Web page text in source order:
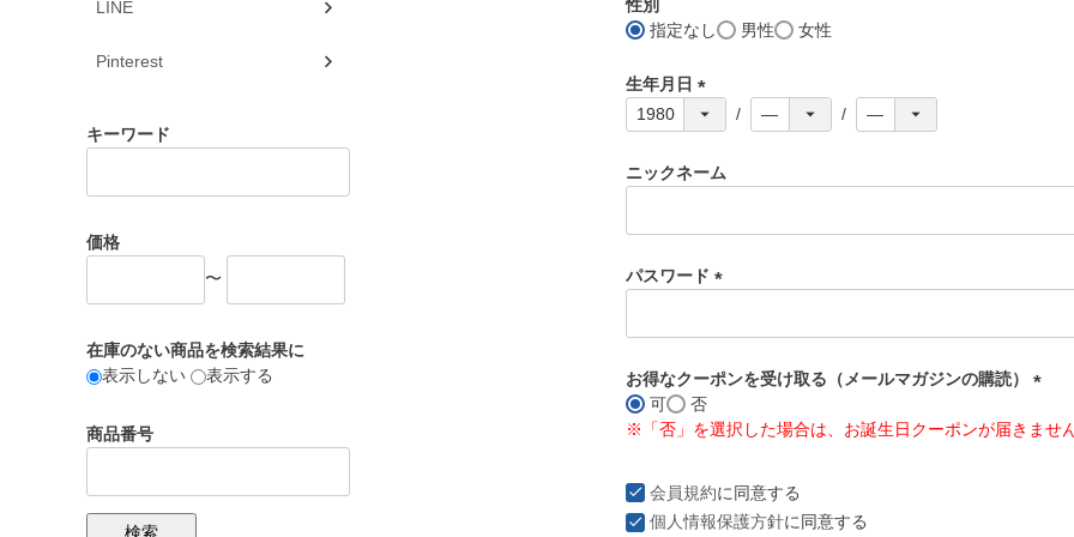
性別
指定なし
男性 女性
生年月日
(
)
ニックネーム
パスワード
)
お得なクーポンを受け取る（メールマガジンの購読）
必
可
否
※「否」を選択した場合は、お誕生日クーポンが届きませ
会員規約に同意する
個人情報保護方針に同意する
LINE
Pinterest
キーワード
価格
〜
在庫のない商品を検索結果に
表示しない
表示する
商品番号
検索